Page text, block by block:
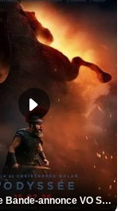
L'Odyssée Bande-annonce VO STFR